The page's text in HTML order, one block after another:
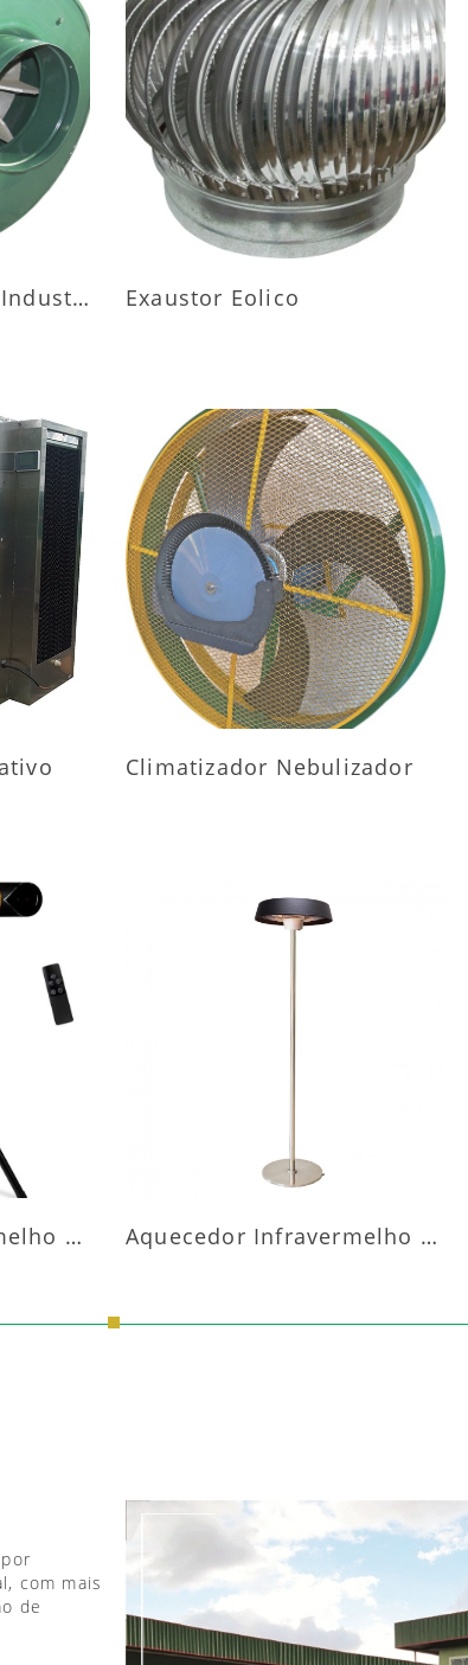
Exaustor Centrifugo Industrial
MAIS INFORMAÇÕES
Exaustor Eolico
MAIS INFORMAÇÕES
Climatizador Nebulizador
Aquecedor Infravermelho Pedestal Aquecedor Infravermelho Coluna
com mais
de